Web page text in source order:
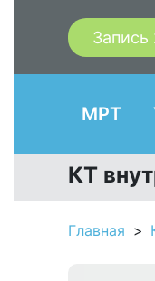
Запись
МРТ
КТ
Главная